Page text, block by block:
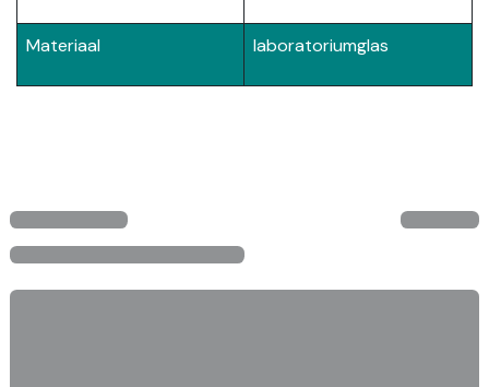
Materiaal laboratoriumglas